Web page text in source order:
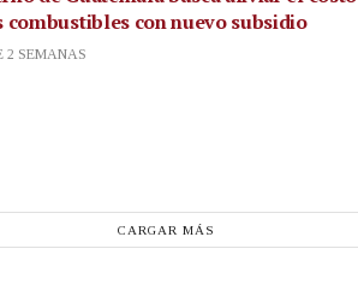
combustibles con nuevo subsidio
2 SEMANAS
CARGAR MÁS